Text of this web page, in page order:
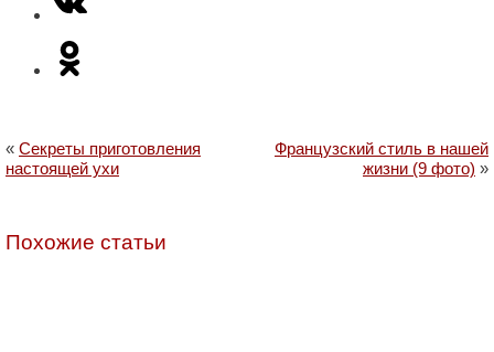
« Секреты приготовления
настоящей ухи
Французский стиль в нашей
жизни (9 фото) »
Похожие статьи